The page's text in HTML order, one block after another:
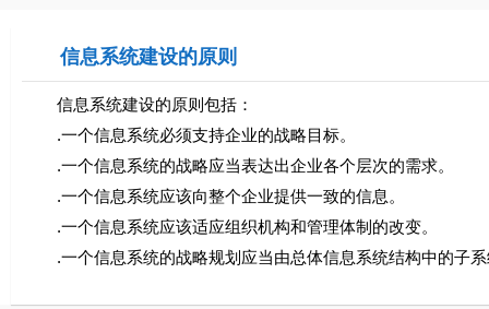
信息系统建设的原则
信息系统建设的原则包括：
.一个信息系统必须支持企业的战略目标。
.一个信息系统的战略应当表达出企业各个层次的需求。
.一个信息系统应该向整个企业提供一致的信息。
.一个信息系统应该适应组织机构和管理体制的改变。
.一个信息系统的战略规划应当由总体信息系统结构中的子系